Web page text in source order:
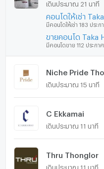
เดินประมาณ 21 นาที
คอนโดให้เช่า
มีคอนโดให้เช่า 183 ประก
ขายคอนโด Taka
มีคอนโดขาย 112 ประกาศ
เดินประมาณ 15 นาที
C Ekkamai
เดินประมาณ 11 นาที
Thru Thonglor
เดินประมาณ 11 นาที